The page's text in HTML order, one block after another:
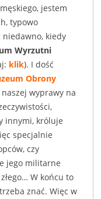
jestem
typowo
niedawno, kiedy
Wyrzutni
klik). I dość
Obrony
wyprawy na
innymi, króluje
specjalnie
czy
jego militarne
W końcu to
znać. Więc w